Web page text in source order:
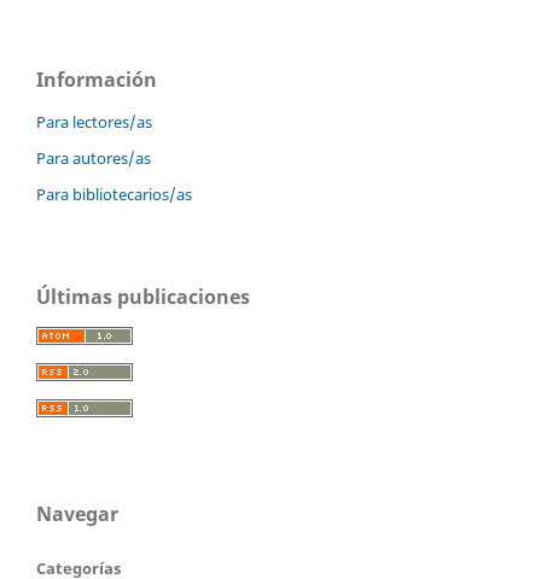
Información
Para lectores/as
Para autores/as
Para bibliotecarios/as
Últimas publicaciones
Navegar
Categorías